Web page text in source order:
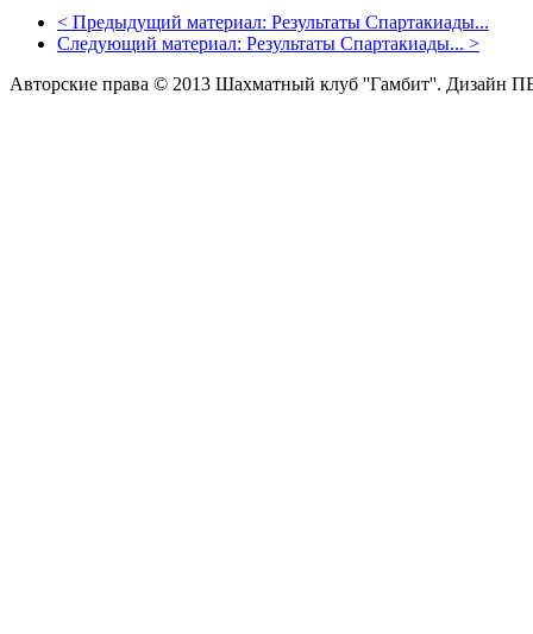
< Предыдущий материал: Результаты Спартакиады...
Следующий материал: Результаты Спартакиады... >
Авторские права © 2013 Шахматный клуб ''Гамбит''. Дизайн